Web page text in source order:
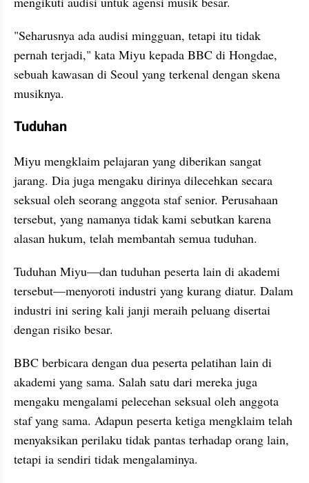
"Seharusnya ada audisi mingguan, tetapi itu tidak
pernah terjadi," kata Miyu kepada BBC di Hongdae,
sebuah kawasan di Seoul yang terkenal dengan skena
musiknya.
Tuduhan
Miyu mengklaim pelajaran yang diberikan sangat
jarang. Dia juga mengaku dirinya dilecehkan secara
seksual oleh seorang anggota staf senior. Perusahaan
tersebut, yang namanya tidak kami sebutkan karena
alasan hukum, telah membantah semua tuduhan.
Tuduhan Miyu—dan tuduhan peserta lain di akademi
tersebut—menyoroti industri yang kurang diatur. Dalam
industri ini sering kali janji meraih peluang disertai
dengan risiko besar.
BBC berbicara dengan dua peserta pelatihan lain di
akademi yang sama. Salah satu dari mereka juga
mengaku mengalami pelecehan seksual oleh anggota
staf yang sama. Adapun peserta ketiga mengklaim telah
menyaksikan perilaku tidak pantas terhadap orang lain,
tetapi ia sendiri tidak mengalaminya.